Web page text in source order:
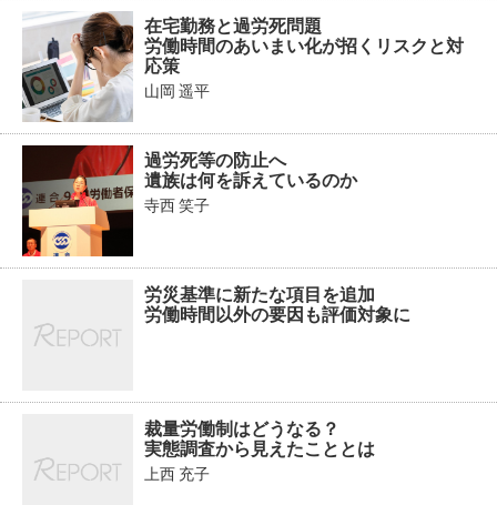
在宅勤務と過労死問題
労働時間のあいまい化が招くリスクと対
応策
山岡 遥平
過労死等の防止へ
遺族は何を訴えているのか
寺西 笑子
労災基準に新たな項目を追加
労働時間以外の要因も評価対象に
裁量労働制はどうなる？
実態調査から見えたこととは
上西 充子